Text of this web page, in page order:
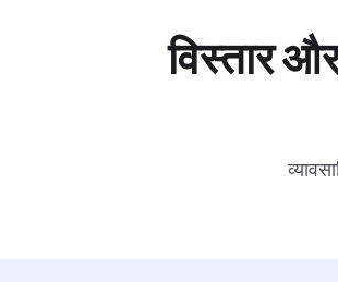
विस्तार